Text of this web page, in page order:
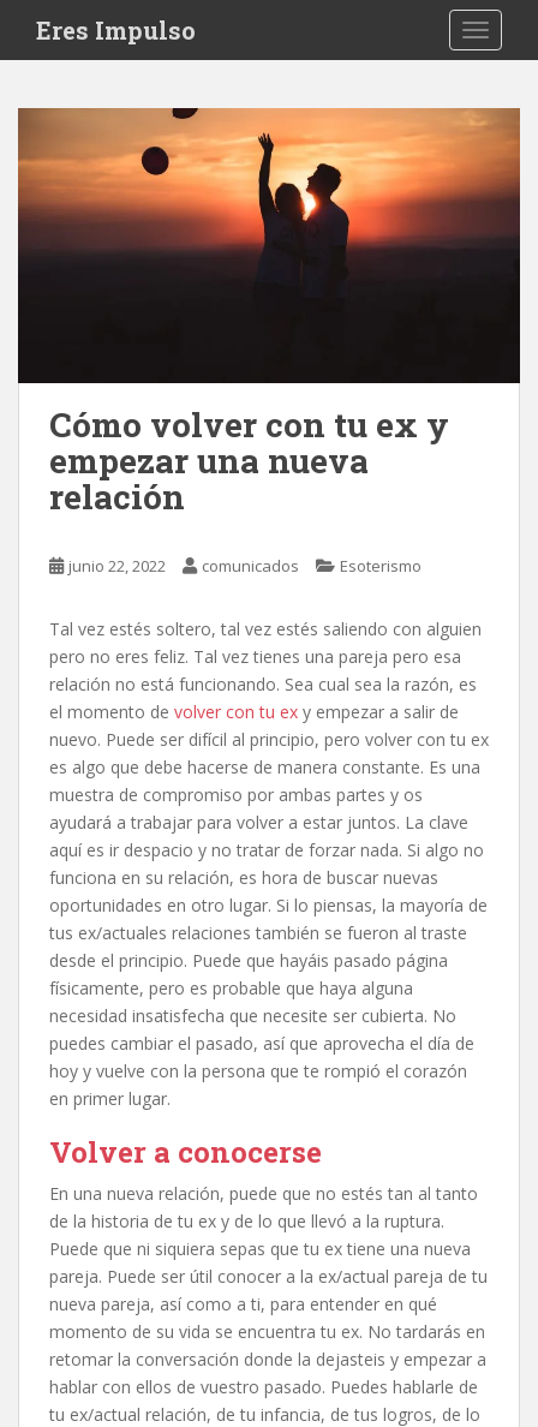
i
Eres Impulso
Cómo volver con tu ex y
empezar una nueva
relación
junio 22, 2022 comunicados Esoterismo
Tal vez estés soltero, tal vez estés saliendo con alguien
pero no eres feliz. Tal vez tienes una pareja pero esa
relación no está funcionando. Sea cual sea la razón, es
el momento de volver con tu ex y empezar a salir de
nuevo. Puede ser difícil al principio, pero volver con tu ex
es algo que debe hacerse de manera constante. Es una
muestra de compromiso por ambas partes y os
ayudará a trabajar para volver a estar juntos. La clave
aquí es ir despacio y no tratar de forzar nada. Si algo no
funciona en su relación, es hora de buscar nuevas
oportunidades en otro lugar. Si lo piensas, la mayoría de
tus ex/actuales relaciones también se fueron al traste
desde el principio. Puede que hayáis pasado página
físicamente, pero es probable que haya alguna
necesidad insatisfecha que necesite ser cubierta. No
puedes cambiar el pasado, así que aprovecha el día de
hoy y vuelve con la persona que te rompió el corazón
en primer lugar.
Volver a conocerse
En una nueva relación, puede que no estés tan al tanto
de la historia de tu ex y de lo que llevó a la ruptura.
Puede que ni siquiera sepas que tu ex tiene una nueva
pareja. Puede ser útil conocer a la ex/actual pareja de tu
nueva pareja, así como a ti, para entender en qué
momento de su vida se encuentra tu ex. No tardarás en
retomar la conversación donde la dejasteis y empezar a
hablar con ellos de vuestro pasado. Puedes hablarle de
tu ex/actual relación, de tu infancia, de tus logros, de lo